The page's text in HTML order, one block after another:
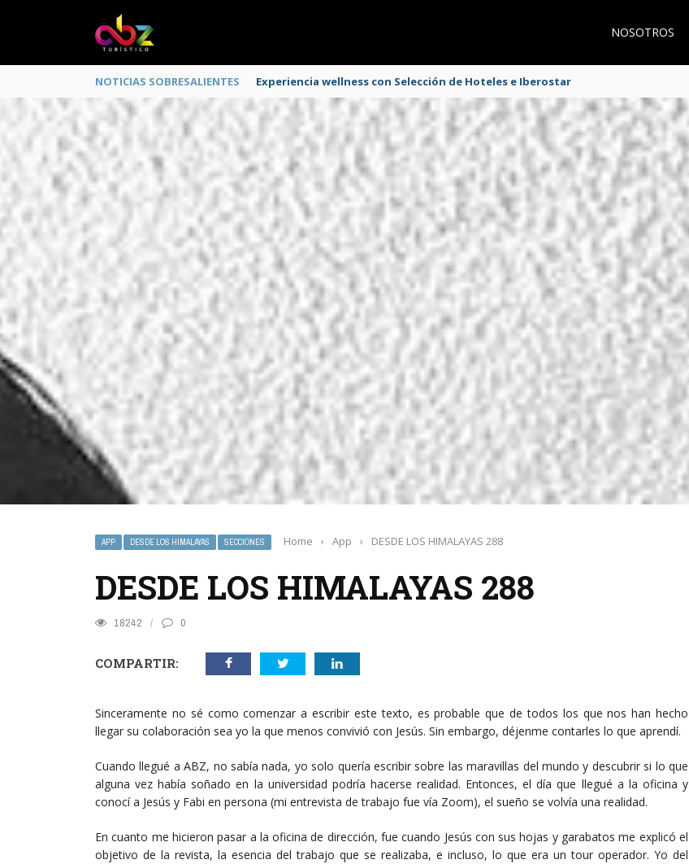
NOSOTROS
NOTICIAS SOBRESALIENTES Experiencia wellness con Selección de Hoteles e Iberostar
APP DESDE LOS HIMALAYAS SECCIONES Home › App › DESDE LOS HIMALAYAS 288
DESDE LOS HIMALAYAS 288
18242 0
COMPARTIR:
Sinceramente no sé como comenzar a escribir este texto, es probable que de todos los que nos han hecho
llegar su colaboración sea yo la que menos convivió con Jesús. Sin embargo, déjenme contarles lo que aprendí.
Cuando llegué a ABZ, no sabía nada, yo solo quería escribir sobre las maravillas del mundo y descubrir si lo que
alguna vez había soñado en la universidad podría hacerse realidad. Entonces, el día que llegué a la oficina y
conocí a Jesús y Fabi en persona (mi entrevista de trabajo fue vía Zoom), el sueño se volvía una realidad.
En cuanto me hicieron pasar a la oficina de dirección, fue cuando Jesús con sus hojas y garabatos me explicó el
objetivo de la revista, la esencia del trabajo que se realizaba, e incluso, lo que era un tour operador. Yo del